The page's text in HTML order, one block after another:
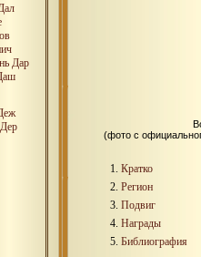
Дар
Дер
(фото с
Кратко
Регион
Подвиг
Награды
Библиография